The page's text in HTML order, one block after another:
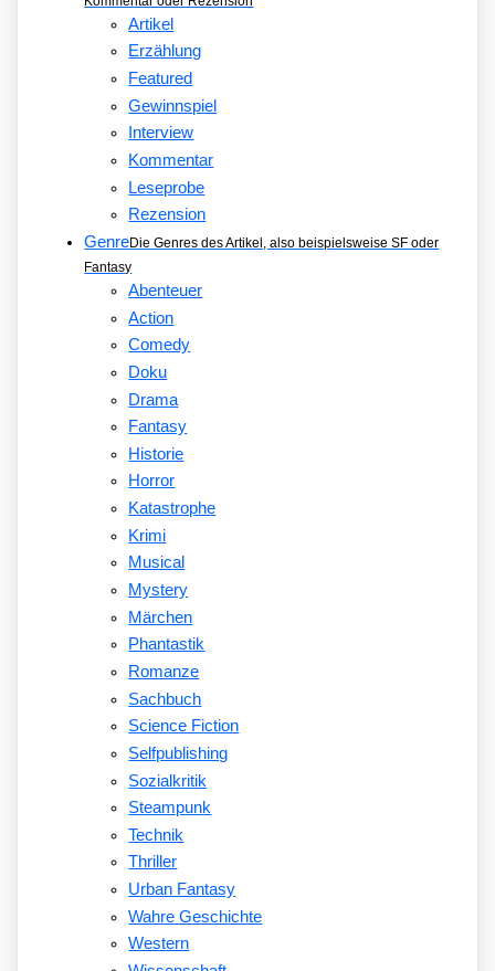
Artikel
Erzählung
Featured
Gewinnspiel
Interview
Kommentar
Leseprobe
Rezension
GenreDie Genres des Artikel, also beispielsweise SF oder
Fantasy
Abenteuer
Action
Comedy
Doku
Drama
Fantasy
Historie
Horror
Katastrophe
Krimi
Musical
Mystery
Märchen
Phantastik
Romanze
Sachbuch
Science Fiction
Selfpublishing
Sozialkritik
Steampunk
Technik
Thriller
Urban Fantasy
Wahre Geschichte
Western